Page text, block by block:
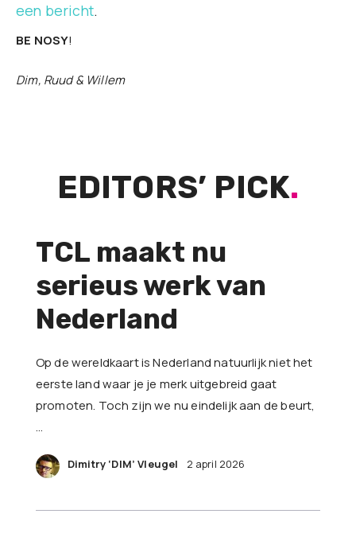
een bericht.
BE NOSY!
Dim, Ruud & Willem
EDITORS’ PICK.
TCL maakt nu
serieus werk van
Nederland
Op de wereldkaart is Nederland natuurlijk niet het
eerste land waar je je merk uitgebreid gaat
promoten. Toch zijn we nu eindelijk aan de beurt,
…
Dimitry ‘DIM’ Vleugel 2 april 2026